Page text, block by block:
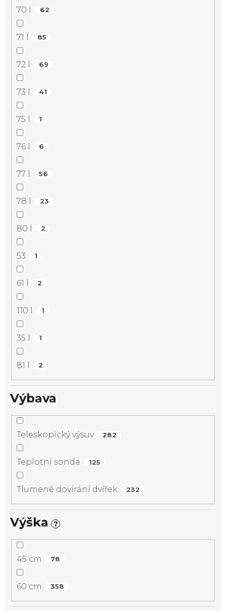
70 l 62
71 l 85
72 l 69
73 l 41
75 l 1
76 l 6
77 l 56
78 l 23
80 l 2
53 1
61 l 2
110 l 1
35 l 1
81 l 2
Výbava
Teleskopický výsuv 282
Teplotní sonda 125
Tlumené dovírání dvířek 232
Výška ?
45 cm 78
60 cm 358